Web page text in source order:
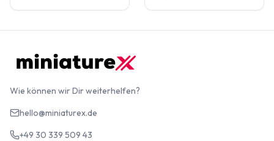
Wie können wir Dir weiterhelfen?
hello@miniaturex.de
+49 30 339 509 43